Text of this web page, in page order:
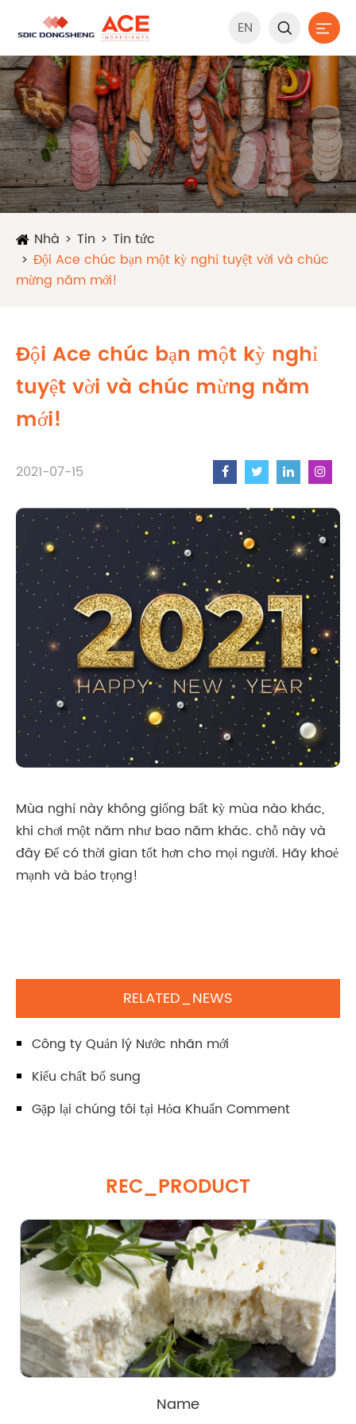
EN  
Nhà Tin
Tin tức
Đội Ace chúc bạn một kỳ nghỉ tuyệt vời và chúc
mừng năm mới!
Đội Ace chúc bạn một kỳ nghỉ
tuyệt vời và chúc mừng năm
mới!
2021-07-15
Mùa nghỉ này không giống bất kỳ mùa nào khác,
khi chơi một năm như bao năm khác. chỗ này và
đây Để có thời gian tốt hơn cho mọi người. Hãy khoẻ
mạnh và bảo trọng!
RELATED_NEWS
Công ty Quản lý Nước nhãn mới
Kiểu chất bổ sung
Gặp lại chúng tôi tại Hỏa Khuẩn Comment
REC_PRODUCT
Name